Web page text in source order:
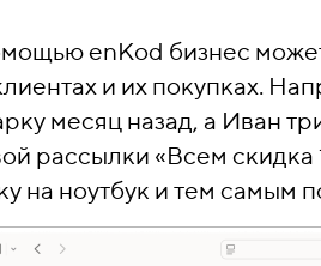
enKod бизнес
и их покупках.
месяц назад, а Иван
рассылки «Всем
на ноутбук и тем самым